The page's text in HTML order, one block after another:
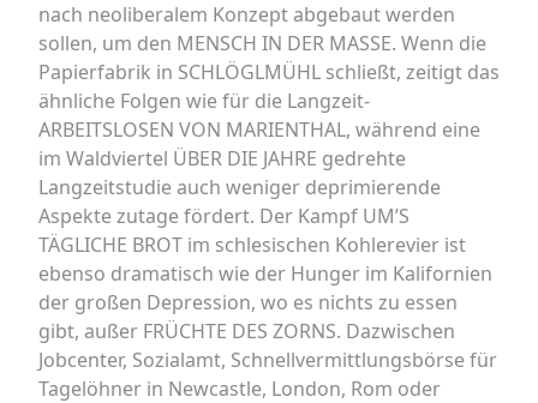
nach neoliberalem Konzept abgebaut werden
sollen, um den MENSCH IN DER MASSE. Wenn die
Papierfabrik in SCHLÖGLMÜHL schließt, zeitigt das
ähnliche Folgen wie für die Langzeit-
ARBEITSLOSEN VON MARIENTHAL, während eine
im Waldviertel ÜBER DIE JAHRE gedrehte
Langzeitstudie auch weniger deprimierende
Aspekte zutage fördert. Der Kampf UM’S
TÄGLICHE BROT im schlesischen Kohlerevier ist
ebenso dramatisch wie der Hunger im Kalifornien
der großen Depression, wo es nichts zu essen
gibt, außer FRÜCHTE DES ZORNS. Dazwischen
Jobcenter, Sozialamt, Schnellvermittlungsbörse für
Tagelöhner in Newcastle, London, Rom oder